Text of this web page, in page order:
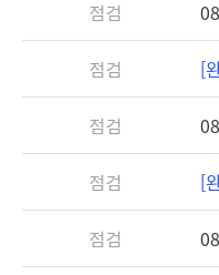
점검
점검 [
점검
점검 [
점검